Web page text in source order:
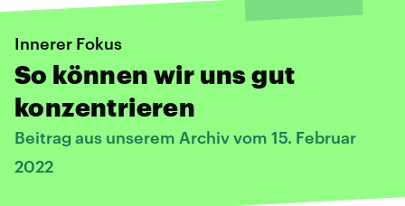
Innerer Fokus
So können wir uns gut
konzentrieren
Beitrag aus unserem Archiv vom 15. Februar
2022